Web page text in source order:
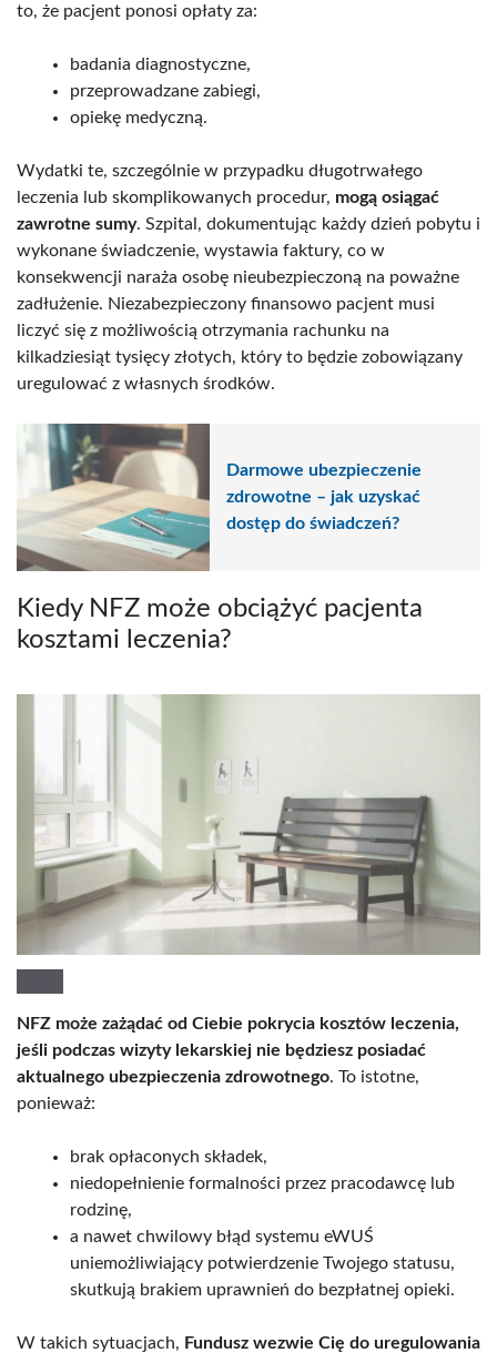
to, że pacjent ponosi opłaty za:
badania diagnostyczne,
przeprowadzane zabiegi,
opiekę medyczną.
Wydatki te, szczególnie w przypadku długotrwałego
leczenia lub skomplikowanych procedur, mogą osiągać
zawrotne sumy. Szpital, dokumentując każdy dzień pobytu i
wykonane świadczenie, wystawia faktury, co w
konsekwencji naraża osobę nieubezpieczoną na poważne
zadłużenie. Niezabezpieczony finansowo pacjent musi
liczyć się z możliwością otrzymania rachunku na
kilkadziesiąt tysięcy złotych, który to będzie zobowiązany
uregulować z własnych środków.
Darmowe ubezpieczenie
zdrowotne – jak uzyskać
dostęp do świadczeń?
Kiedy NFZ może obciążyć pacjenta
kosztami leczenia?
NFZ może zażądać od Ciebie pokrycia kosztów leczenia,
jeśli podczas wizyty lekarskiej nie będziesz posiadać
aktualnego ubezpieczenia zdrowotnego. To istotne,
ponieważ:
brak opłaconych składek,
niedopełnienie formalności przez pracodawcę lub
rodzinę,
a nawet chwilowy błąd systemu eWUŚ
uniemożliwiający potwierdzenie Twojego statusu,
skutkują brakiem uprawnień do bezpłatnej opieki.
W takich sytuacjach, Fundusz wezwie Cię do uregulowania